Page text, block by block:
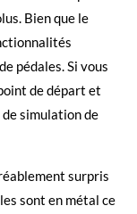
Bien que le
pédales. Si vous
de départ et
de simulation de
surpris
sont en métal ce